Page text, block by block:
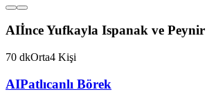
AIİnce Yufkayla Ispanak ve
70 dkOrta4 Kişi
AIPatlıcanlı Börek